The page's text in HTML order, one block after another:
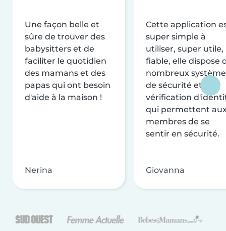
Une façon belle et
sûre de trouver des
babysitters et de
faciliter le quotidien
des mamans et des
papas qui ont besoin
d'aide à la maison !
Nerina
Cette application
super simple à
utiliser, super utile,
fiable, elle dispose
nombreux
de sécurité et de
vérification
qui permettent
membres de se
sentir en sécurité.
Giovanna